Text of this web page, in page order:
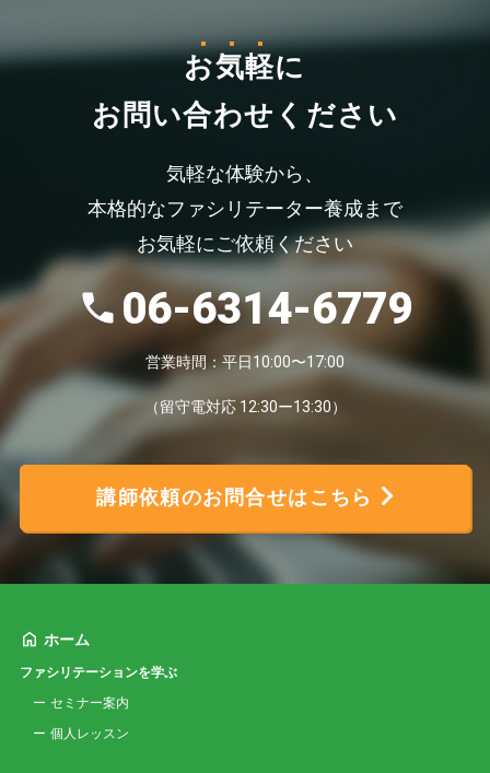
お気軽に
お問い合わせください
気軽な体験から、
本格的なファシリテーター養成まで
お気軽にご依頼ください
06-6314-6779
営業時間：平日10:00〜17:00
（留守電対応 12:30ー13:30）
講師依頼のお問合せはこちら
ホーム
ファシリテーションを学ぶ
セミナー案内
個人レッスン